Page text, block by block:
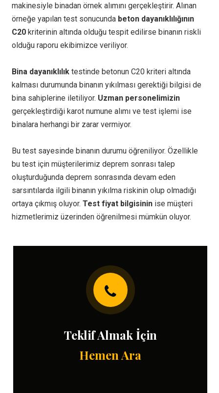
makinesiyle binadan örnek alımını gerçekleştirir. Alınan
örneğe yapılan test sonucunda beton dayanıklılığının
C20 kriterinin altında olduğu tespit edilirse binanın riskli
olduğu raporu ekibimizce veriliyor.
Bina dayanıklılık testinde betonun C20 kriteri altında
kalması durumunda binanın yıkılması gerektiği bilgisi de
bina sahiplerine iletiliyor. Uzman personelimizin
gerçekleştirdiği karot numune alımı ve test işlemi ise
binalara herhangi bir zarar vermiyor.
Bu test sayesinde binanın durumu öğreniliyor. Özellikle
bu test için müşterilerimiz deprem sonrası talep
oluşturduğunda deprem sonrasında devam eden
sarsıntılarda ilgili binanın yıkılma riskinin olup olmadığı
ortaya çıkmış oluyor. Test fiyat bilgisinin ise müşteri
hizmetlerimiz üzerinden öğrenilmesi mümkün oluyor.
Teklif Almak İçin
Hemen Ara